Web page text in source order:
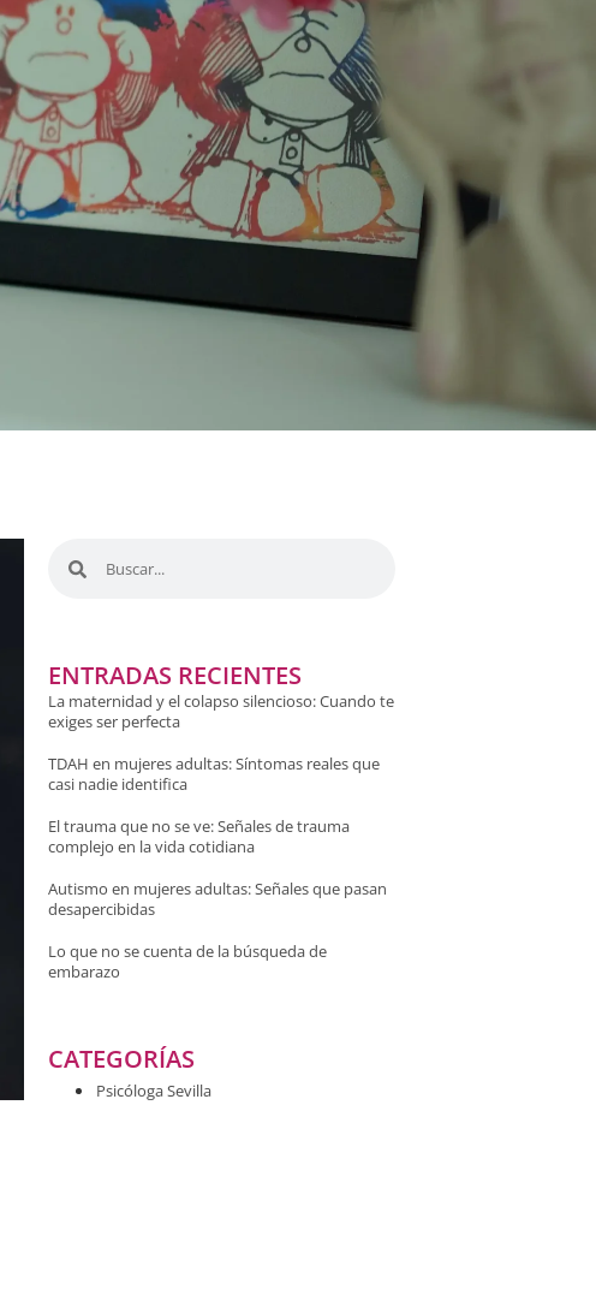
ENTRADAS RECIENTES
La maternidad y el colapso silencioso: Cuando te
exiges ser perfecta
TDAH en mujeres adultas: Síntomas reales que
casi nadie identifica
El trauma que no se ve: Señales de trauma
complejo en la vida cotidiana
Autismo en mujeres adultas: Señales que pasan
desapercibidas
Lo que no se cuenta de la búsqueda de
embarazo
CATEGORÍAS
Psicóloga Sevilla